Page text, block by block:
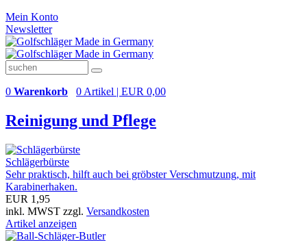
Mein Konto
Newsletter
0 Warenkorb 0 Artikel | EUR 0,00
Reinigung und Pflege
Schlägerbürste
Sehr praktisch, hilft auch bei gröbster Verschmutzung, mit
Karabinerhaken.
EUR 1,95
inkl. MWST zzgl. Versandkosten
Artikel anzeigen